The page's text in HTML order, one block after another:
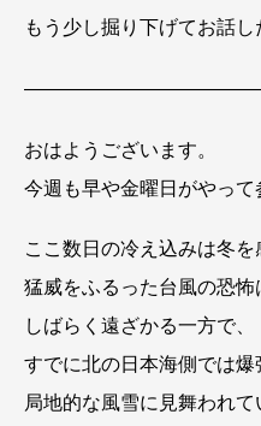
もう少し掘り下げてお話し
おはようございます。
今週も早や金曜日がやって
ここ数日の冷え込みは冬を
猛威をふるった台風の恐怖
しばらく遠ざかる一方で、
すでに北の日本海側では爆
局地的な風雪に見舞われて